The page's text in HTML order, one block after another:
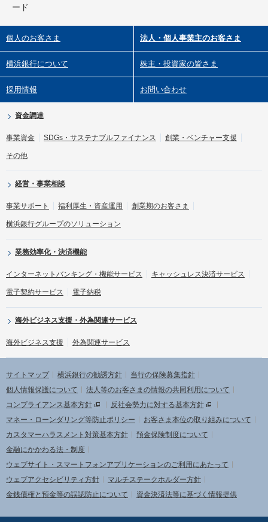
ード
個人のお客さま 法人・個人事業主のお客さま
横浜銀行について 株主・投資家の皆さま
採用情報 お問い合わせ
資金調達
事業資金 SDGs・サステナブルファイナンス 創業・ベンチャー支援
その他
経営・事業相談
事業サポート 福利厚生・資産運用 創業期のお客さま
横浜銀行グループのソリューション
業務効率化・決済機能
インターネットバンキング・機能サービス キャッシュレス決済サービス
電子契約サービス 電子納税
海外ビジネス支援・外為関連サービス
海外ビジネス支援 外為関連サービス
サイトマップ 横浜銀行の勧誘方針
当行の保険募集指針
個人情報保護について
法人等のお客さまの情報の共同利用について
コンプライアンス基本方針
反社会勢力に対する基本方針
マネー・ローンダリング等防止ポリシー
お客さま本位の取り組みについて
カスタマーハラスメント対策基本方針
預金保険制度について
金融にかかわる法・制度
ウェブサイト・スマートフォンアプリケーションのご利用にあたって
ウェブアクセシビリティ方針
マルチステークホルダー方針
金銭債権と預金等の誤認防止について
資金決済法等に基づく情報提供